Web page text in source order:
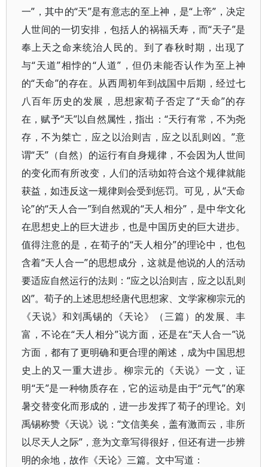
一”，其中的“天”是有意志的至上神，是“上帝”，决定
人世间的一切安排，包括人的祸福夭寿，而“天子”是
奉上天之命来统治人民的。到了春秋时期，出现了
与“天道”相悖的“人道”，但仍未能否认作为至上神
的“天命”的存在。从西周初年到战国中后期，经过七
八百年历史的发展，思想家荀子否定了“天命”的存
在，赋予“天”以自然属性，指出：“天行有常，不为尧
存，不为桀亡，应之以治则吉，应之以乱则凶。”意
谓“天”（自然）的运行有自身规律，不会因为人世间
的变化而有所改变，人们的活动如符合这个规律就能
获益，如违反这一规律则会受到惩罚。可见，从“天命
论”的“天人合一”到自然观的“天人相分”，是中华文化
在思想史上的巨大进步，也是中国历史的巨大进步。
值得注意的是，在荀子的“天人相分”的理论中，也包
含着“天人合一”的思想成分，这就是他说的人的活动
要适应自然运行的法则：“应之以治则吉，应之以乱则
凶”。荀子的上述思想经唐代思想家、文学家柳宗元的
《天说》和刘禹锡的《天论》（三篇）的发展、丰
富，不论在“天人相分”说方面，还是在“天人合一”说
方面，都有了更明确和更合理的阐述，成为中国思想
史上的又一重大进步。柳宗元的《天说》一文，证
明“天”是一种物质存在，它的运动是由于“元气”的寒
暑交替变化而形成的，进一步发挥了荀子的理论。刘
禹锡称赞《天说》说：“文信美矣，盖有激而云，非所
以尽天人之际”，意为文章写得很好，但还有进一步辨
明的余地，故作《天论》三篇。文中写道：